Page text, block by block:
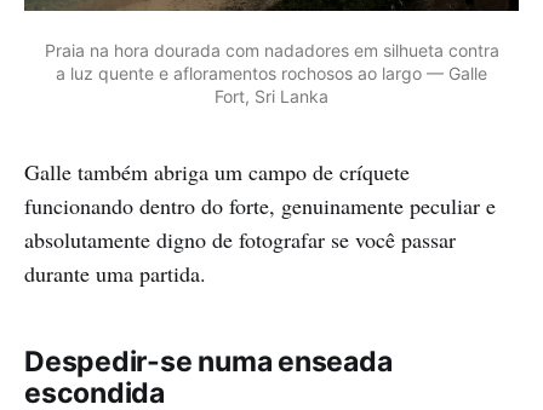
Praia na hora dourada com nadadores em silhueta contra
a luz quente e afloramentos rochosos ao largo — Galle
Fort, Sri Lanka
Galle também abriga um campo de críquete
funcionando dentro do forte, genuinamente peculiar e
absolutamente digno de fotografar se você passar
durante uma partida.
Despedir-se numa enseada
escondida